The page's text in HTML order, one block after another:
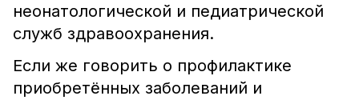
неонатологической и педиатрической
служб здравоохранения.
Если же говорить о профилактике
приобретённых заболеваний и